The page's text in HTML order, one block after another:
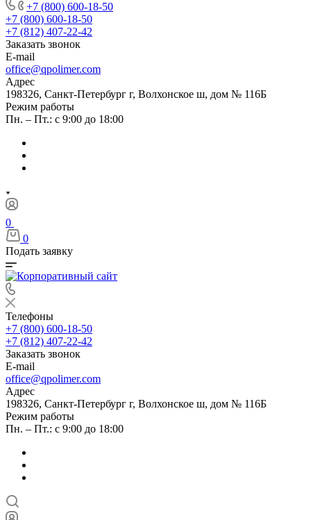
+7 (800) 600-18-50
+7 (800) 600-18-50
+7 (812) 407-22-42
Заказать звонок
E-mail
office@qpolimer.com
Адрес
198326, Санкт-Петербург г, Волхонское ш, дом № 116Б
Режим работы
Пн. – Пт.: с 9:00 до 18:00
0
0
Подать заявку
Телефоны
+7 (800) 600-18-50
+7 (812) 407-22-42
Заказать звонок
E-mail
office@qpolimer.com
Адрес
198326, Санкт-Петербург г, Волхонское ш, дом № 116Б
Режим работы
Пн. – Пт.: с 9:00 до 18:00